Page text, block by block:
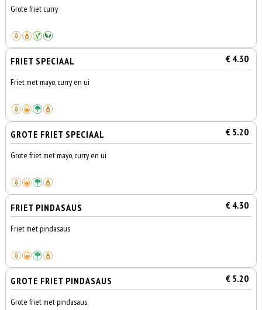
Grote friet curry
FRIET SPECIAAL € 4.30
Friet met mayo, curry en ui
GROTE FRIET SPECIAAL € 5.20
Grote friet met mayo, curry en ui
FRIET PINDASAUS € 4.30
Friet met pindasaus
GROTE FRIET PINDASAUS € 5.20
Grote friet met pindasaus,